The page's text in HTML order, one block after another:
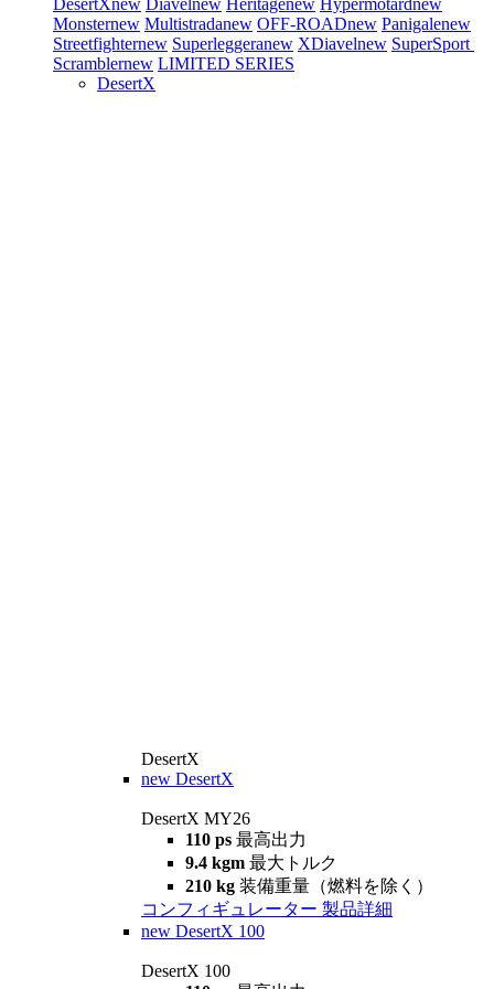
DesertXnew Diavelnew Heritagenew Hypermotardnew
Monsternew Multistradanew OFF-ROADnew Panigalenew
Streetfighternew Superleggeranew XDiavelnew SuperSport
Scramblernew LIMITED SERIES
DesertX
DesertX
new DesertX
DesertX MY26
110 ps 最高出力
9.4 kgm 最大トルク
210 kg 装備重量（燃料を除く）
コンフィギュレーター 製品詳細
new DesertX 100
DesertX 100